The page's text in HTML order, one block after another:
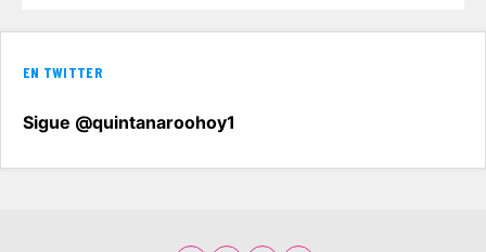
EN TWITTER
Sigue @quintanaroohoy1